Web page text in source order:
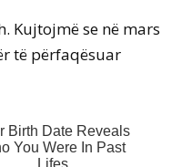
Kujtojmë se në mars
të përfaqësuar